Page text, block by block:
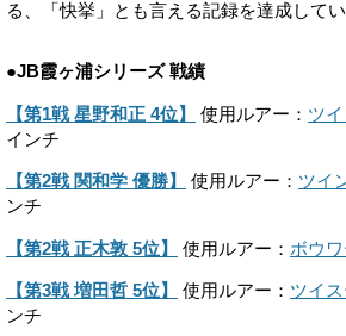
る、「快挙」とも言える記録を達成してい
●JB霞ヶ浦シリーズ 戦績
【第1戦 星野和正 4位】 使用ルアー： ツ
インチ
【第2戦 関和学 優勝】 使用ルアー： ツイ
ンチ
【第2戦 正木敦 5位】 使用ルアー： ボウ
【第3戦 増田哲 5位】 使用ルアー： ツイ
ンチ